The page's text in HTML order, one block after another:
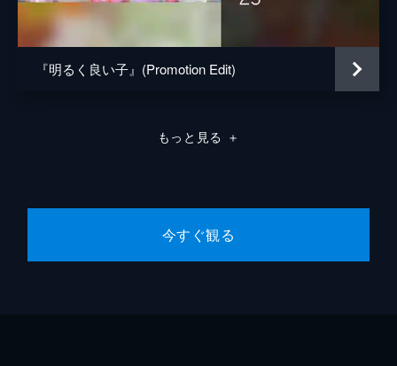
『明るく良い子』(Promotion Edit)
もっと見る ＋
今すぐ観る